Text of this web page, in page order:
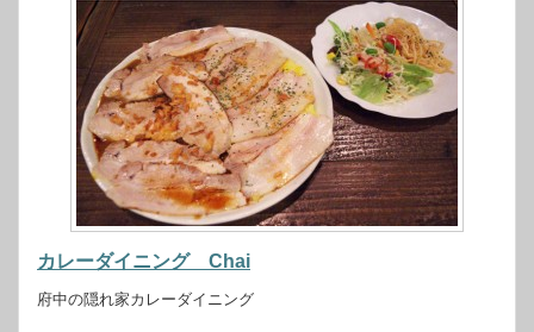
カレーダイニング Chai
府中の隠れ家カレーダイニング